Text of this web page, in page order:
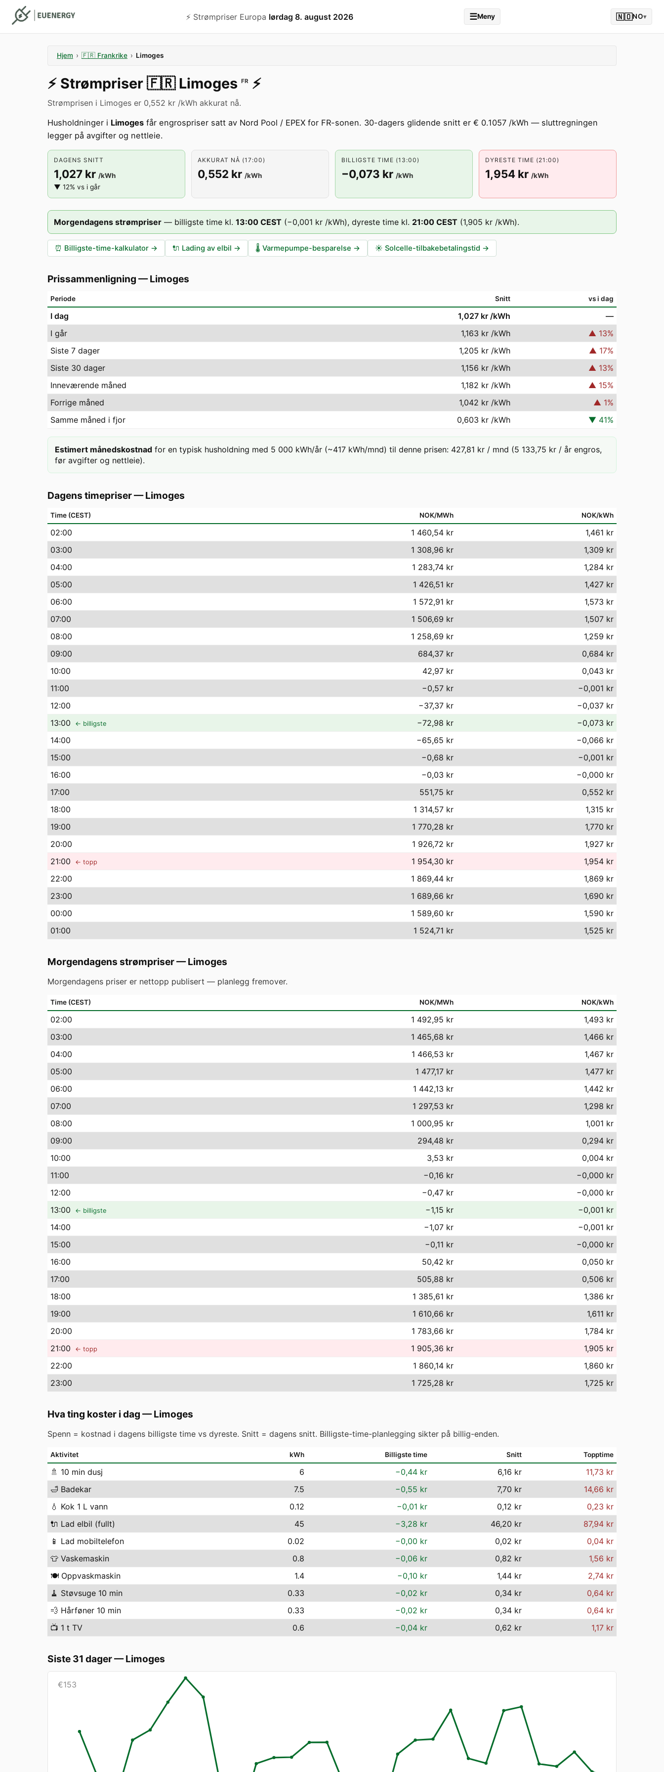
⚡️ Strømpriser Europa lørdag 8. august 2026 ☰Meny 🇳🇴NO▾
Hjem › 🇫🇷 Frankrike › Limoges
⚡️ Strømpriser 🇫🇷 Limoges FR ⚡️
Strømprisen i Limoges er 0,552 kr /kWh akkurat nå.
Husholdninger i Limoges får engrospriser satt av Nord Pool / EPEX for FR-sonen. 30-dagers glidende snitt er € 0.1057 /kWh — sluttregningen
legger på avgifter og nettleie.
DAGENS SNITT
1,027 kr /kWh
▼ 12% vs i går
AKKURAT NÅ (17:00)
0,552 kr /kWh
BILLIGSTE TIME (13:00)
−0,073 kr /kWh
DYRESTE TIME (21:00)
1,954 kr /kWh
Morgendagens strømpriser — billigste time kl. 13:00 CEST (−0,001 kr /kWh), dyreste time kl. 21:00 CEST (1,905 kr /kWh).
⏰ Billigste-time-kalkulator → 🔌 Lading av elbil → 🌡️ Varmepumpe-besparelse → ☀️ Solcelle-tilbakebetalingstid →
Prissammenligning —Limoges
Periode Snitt vs i dag
I dag 1,027 kr /kWh
—
I går
1,163 kr /kWh ▲ 13%
Siste 7 dager
1,205 kr /kWh ▲ 17%
Siste 30 dager
1,156 kr /kWh ▲ 13%
Inneværende måned
1,182 kr /kWh ▲ 15%
Forrige måned
1,042 kr /kWh ▲ 1%
Samme måned i fjor
0,603 kr /kWh ▼ 41%
Estimert månedskostnad for en typisk husholdning med 5 000 kWh/år (~417 kWh/mnd) til denne prisen: 427,81 kr / mnd (5 133,75 kr / år engros,
før avgifter og nettleie).
Dagens timepriser—Limoges
Time (CEST) NOK/MWh NOK/kWh
02:00 1 460,54 kr
1,461 kr
03:00 1 308,96 kr
1,309 kr
04:00 1 283,74 kr
1,284 kr
05:00 1 426,51 kr
1,427 kr
06:00 1 572,91 kr
1,573 kr
07:00 1 506,69 kr
1,507 kr
08:00 1 258,69 kr
1,259 kr
09:00 684,37 kr
0,684 kr
10:00 42,97 kr
0,043 kr
11:00 −0,57 kr
−0,001 kr
12:00 −37,37 kr
−0,037 kr
13:00 ← billigste −72,98 kr
−0,073 kr
14:00 −65,65 kr
−0,066 kr
15:00 −0,68 kr
−0,001 kr
16:00 −0,03 kr
−0,000 kr
17:00 551,75 kr
0,552 kr
18:00 1 314,57 kr
1,315 kr
19:00 1 770,28 kr
1,770 kr
20:00 1 926,72 kr
1,927 kr
21:00 ← topp 1 954,30 kr
1,954 kr
22:00 1 869,44 kr
1,869 kr
23:00 1 689,66 kr
1,690 kr
00:00 1 589,60 kr
1,590 kr
01:00 1 524,71 kr 1,525 kr
Morgendagens strømpriser—Limoges
Morgendagens priser er nettopp publisert — planlegg fremover.
Time (CEST) NOK/MWh NOK/kWh
02:00 1 492,95 kr
1,493 kr
03:00 1 465,68 kr
1,466 kr
04:00 1 466,53 kr
1,467 kr
05:00 1 477,17 kr
1,477 kr
06:00 1 442,13 kr
1,442 kr
07:00 1 297,53 kr
1,298 kr
08:00 1 000,95 kr
1,001 kr
09:00 294,48 kr
0,294 kr
10:00 3,53 kr
0,004 kr
11:00 −0,16 kr
−0,000 kr
12:00 −0,47 kr
−0,000 kr
13:00 ← billigste −1,15 kr
−0,001 kr
14:00 −1,07 kr
−0,001 kr
15:00 −0,11 kr
−0,000 kr
16:00 50,42 kr
0,050 kr
17:00 505,88 kr
0,506 kr
18:00 1 385,61 kr
1,386 kr
19:00 1 610,66 kr
1,611 kr
20:00 1 783,66 kr
1,784 kr
21:00 ← topp 1 905,36 kr
1,905 kr
22:00 1 860,14 kr
1,860 kr
23:00 1 725,28 kr 1,725 kr
Hva ting koster i dag —Limoges
Spenn = kostnad i dagens billigste time vs dyreste. Snitt = dagens snitt. Billigste-time-planlegging sikter på billig-enden.
Aktivitet kWh Billigste time Snitt Topptime
🚿 10 min dusj 6 −0,44 kr 6,16 kr
11,73 kr
🛁 Badekar 7.5 −0,55 kr 7,70 kr
14,66 kr
💧 Kok 1 L vann 0.12 −0,01 kr 0,12 kr
0,23 kr
🔌 Lad elbil (fullt) 45 −3,28 kr 46,20 kr
87,94 kr
📱 Lad mobiltelefon 0.02 −0,00 kr 0,02 kr
0,04 kr
👕 Vaskemaskin 0.8 −0,06 kr 0,82 kr
1,56 kr
🍽️ Oppvaskmaskin 1.4 −0,10 kr 1,44 kr
2,74 kr
🧹 Støvsuge 10 min 0.33 −0,02 kr 0,34 kr
0,64 kr
💨 Hårføner 10 min 0.33 −0,02 kr 0,34 kr
0,64 kr
📺 1 t TV 0.6 −0,04 kr 0,62 kr 1,17 kr
Siste 31 dager—Limoges
€153